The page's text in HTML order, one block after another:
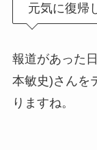
元気に復帰
報道があった
本敏史)さんを
りますね。